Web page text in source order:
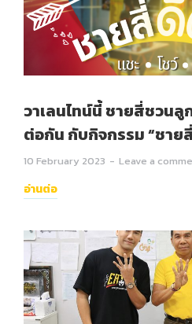
วาเลนไทน์นี้ ชายสี่ชวน
ต่อกัน กับกิจกรรม “ชาย
10 February 2023 Leave a
อ่านต่อ